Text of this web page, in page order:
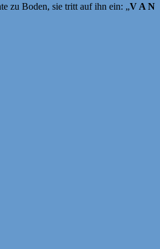
zu Boden, sie tritt auf ihn ein: „V A N